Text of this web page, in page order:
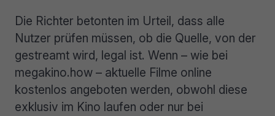
Die Richter betonten im Urteil, dass alle
Nutzer prüfen müssen, ob die Quelle, von der
gestreamt wird, legal ist. Wenn – wie bei
megakino.how – aktuelle Filme online
kostenlos angeboten werden, obwohl diese
exklusiv im Kino laufen oder nur bei